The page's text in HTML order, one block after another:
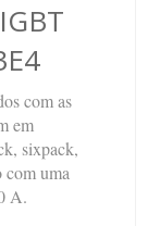
com as
em
sixpack,
com uma
A.